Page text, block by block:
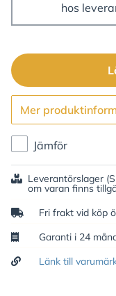
hos
Mer
Jämför
Leverantörslager
om varan finns
Fri frakt vid köp
Garanti i 24
Länk till